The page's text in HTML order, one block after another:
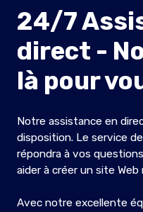
24/7
direct -
là pour
Notre assistance en
disposition. Le service
répondra à vos
aider à créer un site Web
Avec notre excellente